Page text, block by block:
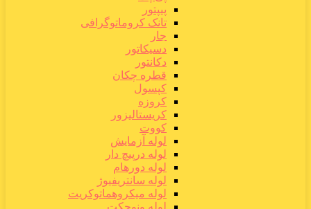
پیپتور
تانک کروماتوگرافی
جار
دسیکاتور
دکانتور
قطره چکان
کپسول
کروزه
کریستالیزور
کووت
لوله آزمایش
لوله درپیچ دار
لوله دورهام
لوله سانتریفیوژ
لوله میکروهماتوکریت
لوله ونوجکت